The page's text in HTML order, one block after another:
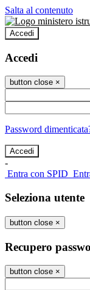
Salta al contenuto
Accedi
Accedi
button close ×
Password
-
Entra con SPID
Seleziona utente
button close ×
Recupero
button close ×